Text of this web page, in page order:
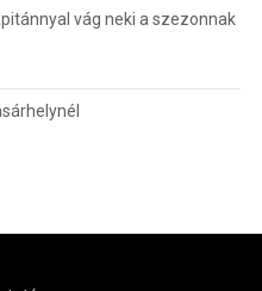
vág neki a szezonnak